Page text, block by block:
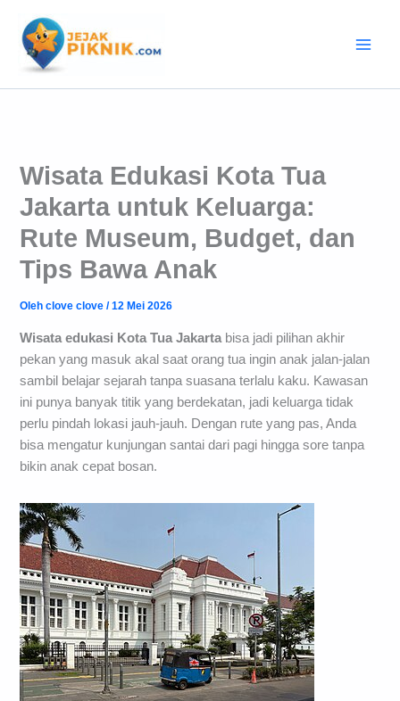
konten
Wisata Edukasi Kota Tua
Jakarta untuk Keluarga:
Rute Museum, Budget, dan
Tips Bawa Anak
Olehclove clove/12 Mei 2026
Wisata edukasi Kota Tua Jakarta bisa jadi pilihan akhir
pekan yang masuk akal saat orang tua ingin anak jalan-jalan
sambil belajar sejarah tanpa suasana terlalu kaku. Kawasan
ini punya banyak titik yang berdekatan, jadi keluarga tidak
perlu pindah lokasi jauh-jauh. Dengan rute yang pas, Anda
bisa mengatur kunjungan santai dari pagi hingga sore tanpa
bikin anak cepat bosan.